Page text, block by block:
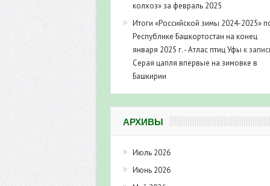
колхоз» за февраль 2025
Итоги «Российской зимы 2024-2025»
Республике Башкортостан на конец
января 2025 г. - Атлас птиц Уфы к
Серая цапля впервые на зимовке в
Башкирии
АРХИВЫ
Июль 2026
Июнь 2026